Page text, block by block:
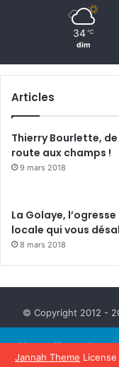
Jannah Theme
34 ℃
dim
Articles
Thierry Bourlette,
route aux champs !
9 mars 2018
La Golaye, l’ogresse
locale qui vous
8 mars 2018
© Copyright 2012 -
Nous utilisons des
suivre l'audience et
publicités. En